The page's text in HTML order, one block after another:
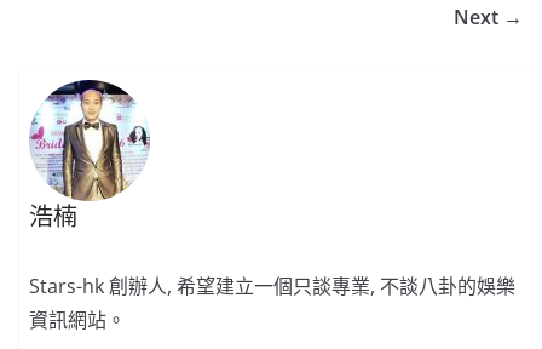
Next →
浩楠
Stars-hk 創辦人, 希望建立一個只談專業, 不談八卦的娛樂
資訊網站。